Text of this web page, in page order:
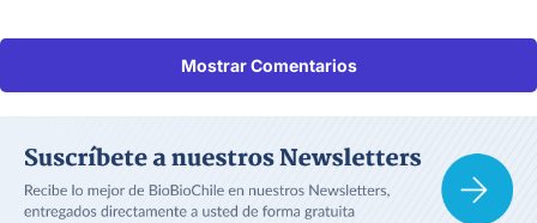
Mostrar Comentarios